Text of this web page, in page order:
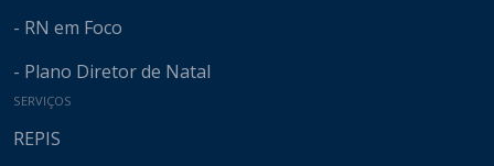
- RN em Foco
- Plano Diretor de Natal
SERVIÇOS
REPIS